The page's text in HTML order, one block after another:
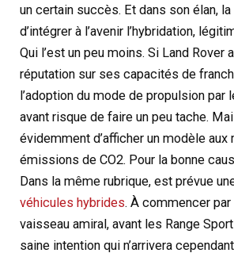
un certain succès. Et dans son élan,
d’intégrer à l’avenir l’hybridation,
Qui l’est un peu moins. Si Land Rover
réputation sur ses capacités de
l’adoption du mode de propulsion par
avant risque de faire un peu tache.
évidemment d’afficher un modèle aux
émissions de CO2. Pour la bonne
Dans la même rubrique, est prévue
véhicules hybrides. À commencer par
vaisseau amiral, avant les Range
saine intention qui n’arrivera